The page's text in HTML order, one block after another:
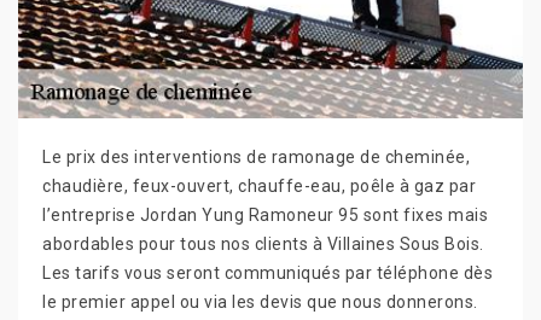
Le prix des interventions de ramonage de cheminée,
chaudière, feux-ouvert, chauffe-eau, poêle à gaz par
l’entreprise Jordan Yung Ramoneur 95 sont fixes mais
abordables pour tous nos clients à Villaines Sous Bois.
Les tarifs vous seront communiqués par téléphone dès
le premier appel ou via les devis que nous donnerons.